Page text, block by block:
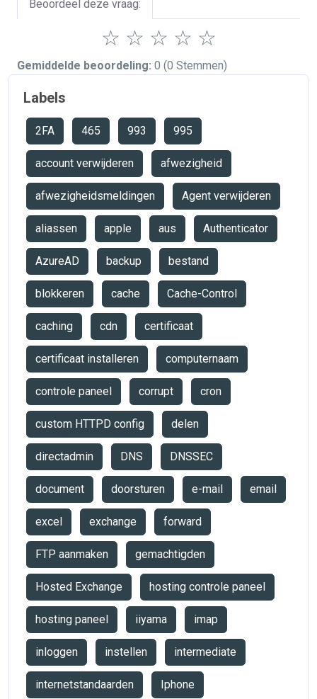
Beoordeel deze vraag:
☆
☆
☆
☆
☆
Gemiddelde beoordeling: 0 (0 Stemmen)
Labels
2FA 465 993 995
account verwijderen afwezigheid
afwezigheidsmeldingen Agent verwijderen
aliassen apple aus Authenticator
AzureAD backup bestand
blokkeren cache Cache-Control
caching cdn certificaat
certificaat installeren computernaam
controle paneel corrupt cron
custom HTTPD config delen
directadmin DNS DNSSEC
document doorsturen e-mail email
excel exchange forward
FTP aanmaken gemachtigden
Hosted Exchange hosting controle paneel
hosting paneel iiyama imap
inloggen instellen intermediate
internetstandaarden Iphone